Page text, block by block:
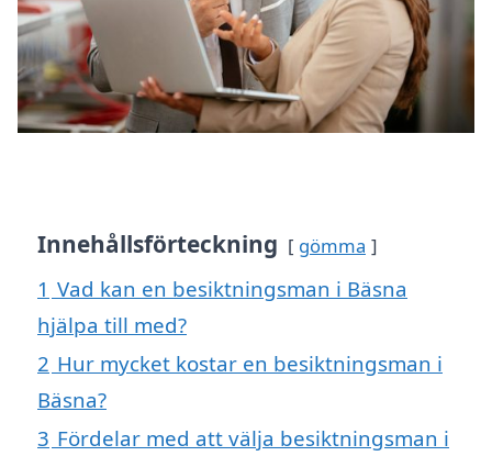
Innehållsförteckning gömma
1 Vad kan en besiktningsman i Bäsna
hjälpa till med?
2 Hur mycket kostar en besiktningsman i
Bäsna?
3 Fördelar med att välja besiktningsman i